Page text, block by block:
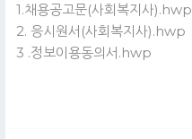
1.채용공고문(사회복지사).hwp
2. 응시원서(사회복지사).hwp
3 .정보이용동의서.hwp